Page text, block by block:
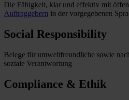
Die Fähigkeit, klar und effektiv mit
Auftraggebern in der vorgegebenen
Social Responsibility
Belege für umweltfreundliche sowie
soziale Verantwortung
Compliance & Ethik